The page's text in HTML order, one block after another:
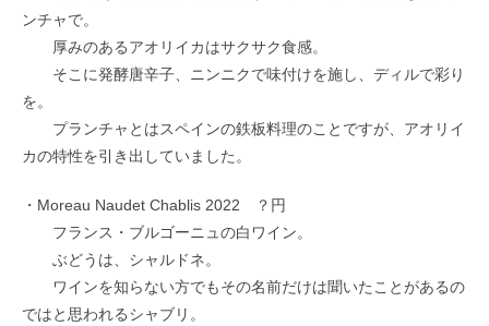
ンチャで。
厚みのあるアオリイカはサクサク食感。
そこに発酵唐辛子、ニンニクで味付けを施し、ディルで彩り
を。
プランチャとはスペインの鉄板料理のことですが、アオリイ
カの特性を引き出していました。
・Moreau Naudet Chablis 2022 ？円
フランス・ブルゴーニュの白ワイン。
ぶどうは、シャルドネ。
ワインを知らない方でもその名前だけは聞いたことがあるの
ではと思われるシャブリ。